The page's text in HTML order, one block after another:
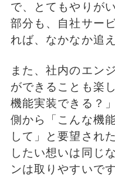
で、とてもやりが
部分も、自社サー
れば、なかなか追
また、社内のエン
ができることも楽
機能実装できる？
側から「こんな機
して」と要望され
したい想いは同じ
ンは取りやすいです